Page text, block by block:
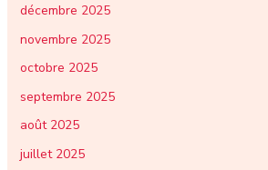
décembre 2025
novembre 2025
octobre 2025
septembre 2025
août 2025
juillet 2025